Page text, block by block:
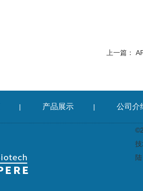
上一篇：
| 产品展示 | 公司介
陆